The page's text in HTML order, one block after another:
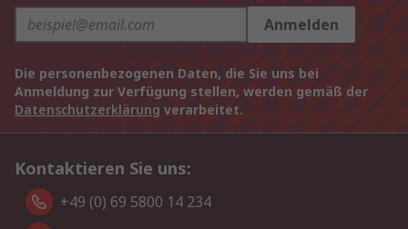
Anmelden
Die personenbezogenen Daten, die Sie uns bei
Anmeldung zur Verfügung stellen, werden gemäß der
Datenschutzerklärung verarbeitet.
Kontaktieren Sie uns:
+49 (0) 69 5800 14 234